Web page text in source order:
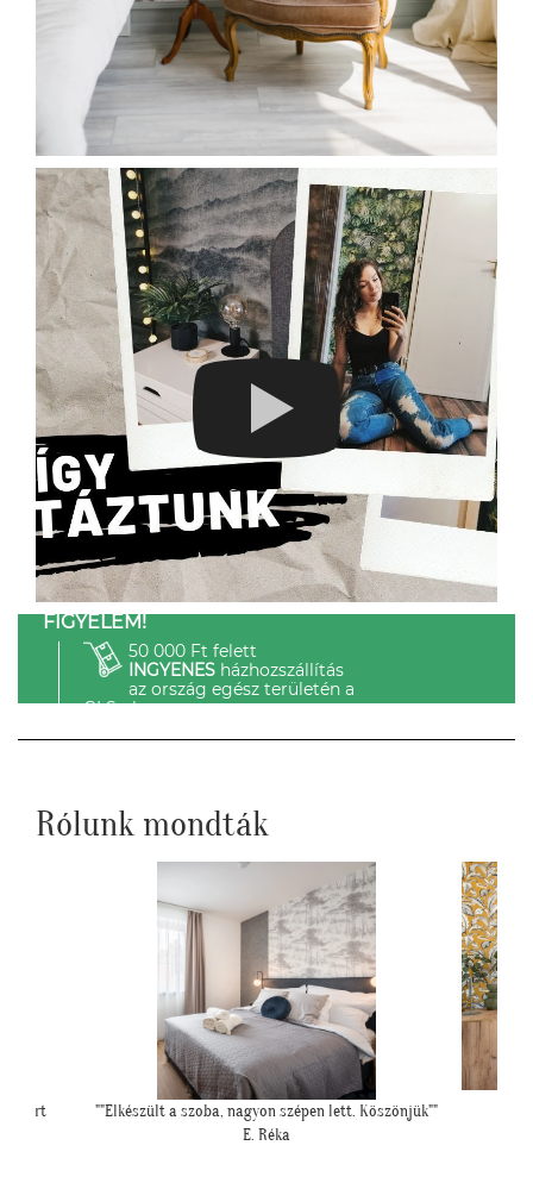
FIGYELEM!
50 000 Ft felett
INGYENESházhozszállítás
az ország egész területén a
GLS-el.
Rólunk mondták
"Elkészültünk, szuper lett. :)"
R. Viktória